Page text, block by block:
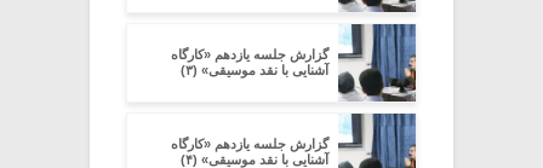
گزارش جلسه یازدهم «کارگاه
آشنایی با نقد موسیقی» (۳)
گزارش جلسه یازدهم «کارگاه
آشنایی با نقد موسیقی» (۴)